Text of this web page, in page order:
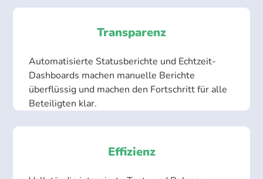
Transparenz
Automatisierte Statusberichte und Echtzeit-
Dashboards machen manuelle Berichte
überflüssig und machen den Fortschritt für alle
Beteiligten klar.
Effizienz